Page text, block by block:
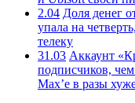
2.04 Доля денег
упала на
телеку
31.03 Аккаунт
подписчиков,
Max’е в разы